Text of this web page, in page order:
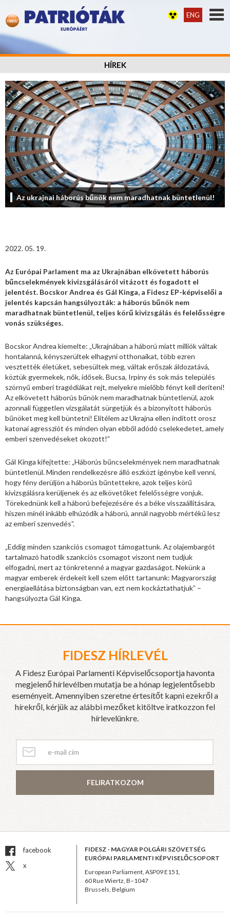
ENG
HÍREK
Az ukrajnai háborús bűnök nem maradhatnak büntetlenül!
2022. 05. 19.
Az Európai Parlament ma az Ukrajnában elkövetett háborús
bűncselekmények kivizsgálásáról vitázott és fogadott el
jelentést. Bocskor Andrea és Gál Kinga, a Fidesz EP-képviselői a
jelentés kapcsán hangsúlyozták: a háborús bűnök nem
maradhatnak büntetlenül, teljes körű kivizsgálás és felelősségre
vonás szükséges.
Bocskor Andrea kiemelte: „Ukrajnában a háború miatt milliók váltak
hontalanná, kényszerültek elhagyni otthonaikat, több ezren
vesztették életüket, sebesültek meg, váltak erőszak áldozatává,
köztük gyermekek, nők, idősek. Bucsa, Irpiny és sok más település
szörnyű emberi tragédiákat rejt, melyekre mielőbb fényt kell deríteni!
Az elkövetett háborús bűnök nem maradhatnak büntetlenül, azok
azonnali független vizsgálatát sürgetjük és a bizonyított háborús
bűnöket meg kell büntetni! Elítélem az Ukrajna ellen indított orosz
katonai agressziót és minden olyan ebből adódó cselekedetet, amely
emberi szenvedéseket okozott!”
Gál Kinga kifejtette: „Háborús bűncselekmények nem maradhatnak
büntetlenül. Minden rendelkezésre álló eszközt igénybe kell venni,
hogy fény derüljön a háborús bűntettekre, azok teljes körű
kivizsgálásra kerüljenek és az elkövetőket felelősségre vonjuk.
Törekednünk kell a háború befejezésére és a béke visszaállítására,
hiszen minél inkább elhúzódik a háború, annál nagyobb mértékű lesz
az emberi szenvedés”.
„Eddig minden szankciós csomagot támogattunk. Az olajembargót
tartalmazó hatodik szankciós csomagot viszont nem tudjuk
elfogadni, mert az tönkretenné a magyar gazdaságot. Nekünk a
magyar emberek érdekeit kell szem előtt tartanunk: Magyarország
energiaellátása biztonságban van, ezt nem kockáztathatjuk” –
hangsúlyozta Gál Kinga.
FIDESZ HÍRLEVÉL
A Fidesz Európai Parlamenti Képviselőcsoportja havonta
megjelenő hírlevélben mutatja be a hónap legjelentősebb
eseményeit. Amennyiben szeretne értesítőt kapni ezekről a
hírekről, kérjük az alábbi mezőket kitöltve iratkozzon fel
hírlevelünkre.
FELIRATKOZOM
facebook
x
FIDESZ - MAGYAR POLGÁRI SZÖVETSÉG
EURÓPAI PARLAMENTI KÉPVISELŐCSOPORT
European Parliament, ASP09 E151,
60 Rue Wiertz, B–1047
Brussels, Belgium